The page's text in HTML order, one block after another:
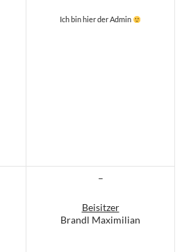
Ich bin hier der Admin
–
Beisitzer
Brandl Maximilian